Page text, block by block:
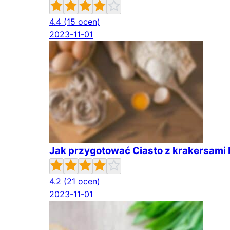
4.4 (15 ocen)
2023-11-01
Jak przygotować Ciasto z krakersami
4.2 (21 ocen)
2023-11-01